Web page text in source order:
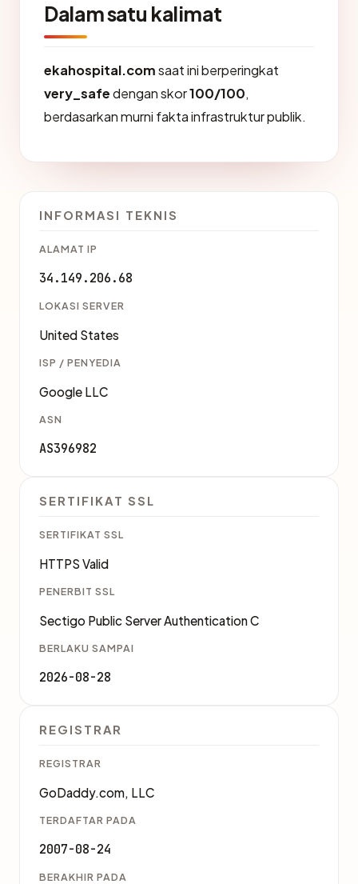
Dalam satu kalimat
ekahospital.comsaat ini berperingkat
very_safedengan skor100/100,
berdasarkan murni fakta infrastruktur publik.
INFORMASI TEKNIS
ALAMAT IP
34.149.206.68
LOKASI SERVER
United States
ISP / PENYEDIA
Google LLC
ASN
AS396982
SERTIFIKAT SSL
SERTIFIKAT SSL
HTTPS Valid
PENERBIT SSL
Sectigo Public Server Authentication C
BERLAKU SAMPAI
2026-08-28
REGISTRAR
REGISTRAR
GoDaddy.com, LLC
TERDAFTAR PADA
2007-08-24
BERAKHIR PADA